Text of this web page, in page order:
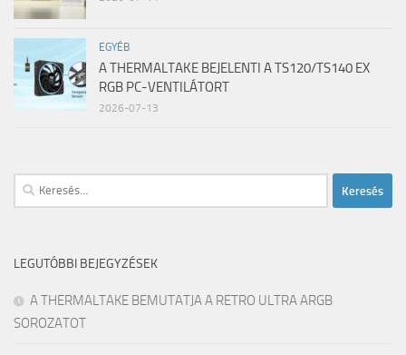
EGYÉB
A THERMALTAKE BEJELENTI A TS120/TS140 EX
RGB PC-VENTILÁTORT
2026-07-13
Keresés:
LEGUTÓBBI BEJEGYZÉSEK
A THERMALTAKE BEMUTATJA A RETRO ULTRA ARGB
SOROZATOT